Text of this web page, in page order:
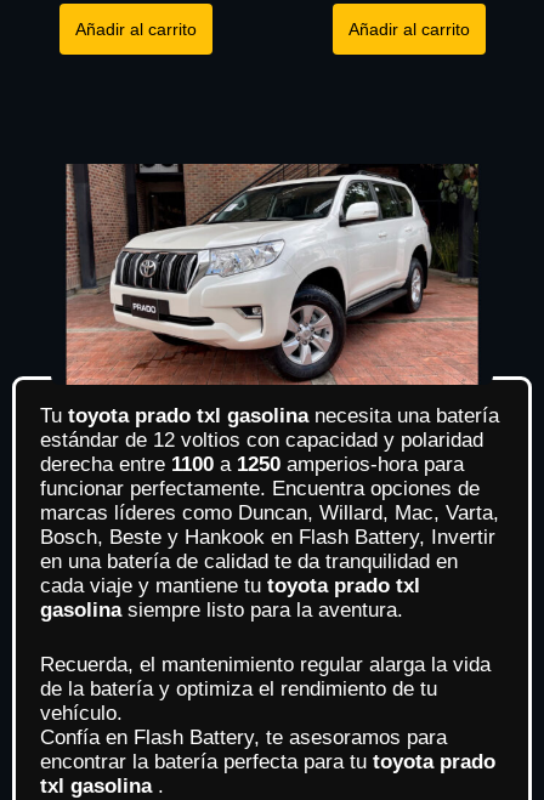
Añadir al carrito Añadir al carrito
Tu toyota prado txl gasolina necesita una batería
estándar de 12 voltios con capacidad y polaridad
derecha entre 1100 a 1250 amperios-hora para
funcionar perfectamente. Encuentra opciones de
marcas líderes como Duncan, Willard, Mac, Varta,
Bosch, Beste y Hankook en Flash Battery, Invertir
en una batería de calidad te da tranquilidad en
cada viaje y mantiene tu toyota prado txl
gasolina siempre listo para la aventura.
Recuerda, el mantenimiento regular alarga la vida
de la batería y optimiza el rendimiento de tu
vehículo.
Confía en Flash Battery, te asesoramos para
encontrar la batería perfecta para tu toyota prado
txl gasolina .